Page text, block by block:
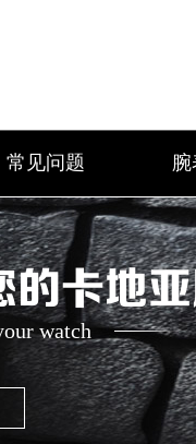
常见问题
的卡地
watch